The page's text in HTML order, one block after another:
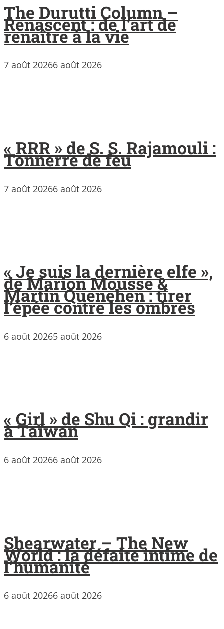
The Durutti Column –
Renascent : de l’art de
renaître à la vie
7 août 20266 août 2026
« RRR » de S. S. Rajamouli :
Tonnerre de feu
7 août 20266 août 2026
« Je suis la dernière elfe »,
de Marion Mousse &
Martin Quenehen : tirer
l’épée contre les ombres
6 août 20265 août 2026
« Girl » de Shu Qi : grandir
à Taïwan
6 août 20266 août 2026
Shearwater – The New
World : la défaite intime de
l’humanité
6 août 20266 août 2026